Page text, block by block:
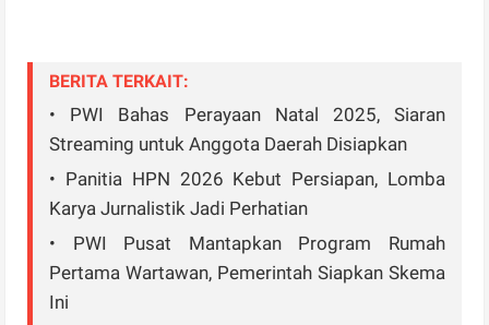
BERITA TERKAIT:
• PWI Bahas Perayaan Natal 2025, Siaran
Streaming untuk Anggota Daerah Disiapkan
• Panitia HPN 2026 Kebut Persiapan, Lomba
Karya Jurnalistik Jadi Perhatian
• PWI Pusat Mantapkan Program Rumah
Pertama Wartawan, Pemerintah Siapkan Skema
Ini